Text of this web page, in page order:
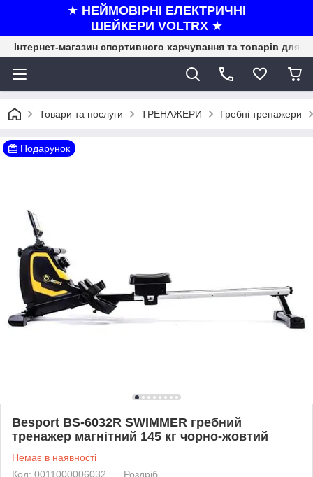
★ НЕЙМОВІРНІ ЕЛЕКТРИЧНІ
ШЕЙКЕРИ VOLTRX ★
Інтернет-магазин спортивного харчування та товарів для
Товари та послуги ТРЕНАЖЕРИ Гребні тренажери
Подарунок
Besport BS-6032R SWIMMER гребний
тренажер магнітний 145 кг чорно-жовтий
Немає в наявності
Код: 0011000006032
Роздріб